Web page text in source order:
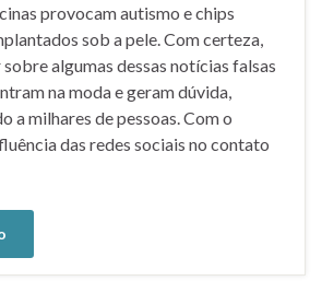
provocam autismo e chips
sob a pele. Com certeza,
algumas dessas notícias falsas
na moda e geram dúvida,
a milhares de pessoas. Com o
das redes sociais no contato